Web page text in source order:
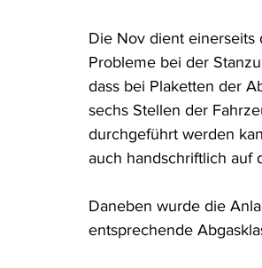
Verfahrensrecht Vergaberecht
Wasserrecht RDU Umwelt-
Die Nov dient einerseits
Probleme bei der
dass bei Plaketten der
sechs Stellen der
durchgeführt werden
auch handschriftlich auf
Daneben wurde die
entsprechende